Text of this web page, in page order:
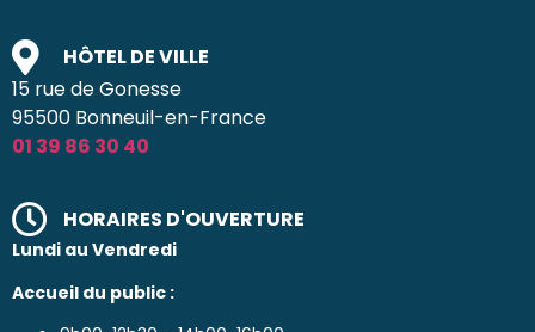
HÔTEL DE VILLE
15 rue de Gonesse
95500 Bonneuil-en-France
01 39 86 30 40
HORAIRES D'OUVERTURE
Lundi au Vendredi
Accueil du public :